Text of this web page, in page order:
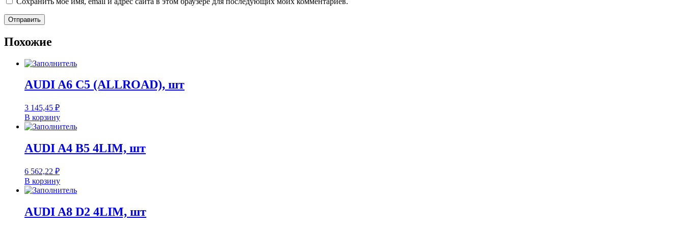
Похожие
AUDI A6 C5 (ALLROAD), шт
3 145,45 ₽
В корзину
AUDI A4 B5 4LIM, шт
6 562,22 ₽
В корзину
AUDI A8 D2 4LIM, шт